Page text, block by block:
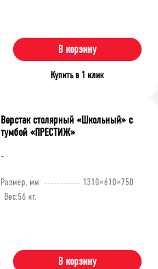
В корзину
Купить в 1 клик
-
Верстак столярный «Школьный» с
тумбой «ПРЕСТИЖ»
Размер, мм:
1310×610×750
Вес:56 кг.
В корзину